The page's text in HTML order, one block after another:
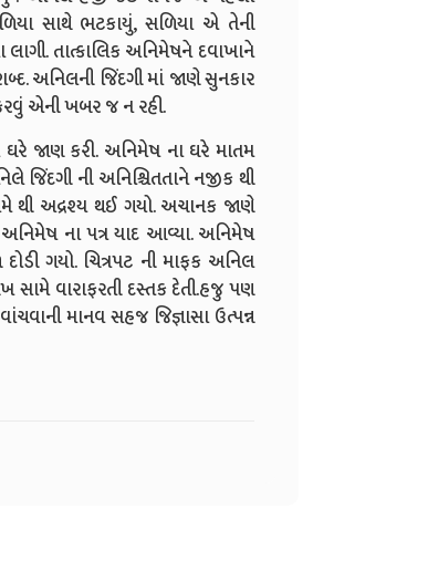
સાથે ભટકાયું, સળિયા એ તેની
લાગી. તાત્કાલિક અનિમેષને દવાખાને
અનિલની જિંદગી માં જાણે સુનકાર
એની ખબર જ ન રહી.
જાણ કરી. અનિમેષ ના ઘરે માતમ
ની અનિશ્ચિતતાને નજીક થી
થી અદ્રશ્ય થઈ ગયો. અચાનક જાણે
ના પત્ર યાદ આવ્યા. અનિમેષ
ગયો. ચિત્રપટ ની માફક અનિલ
સામે વારાફરતી દસ્તક દેતી.હજુ પણ
માનવ સહજ જિજ્ઞાસા ઉત્પન્ન